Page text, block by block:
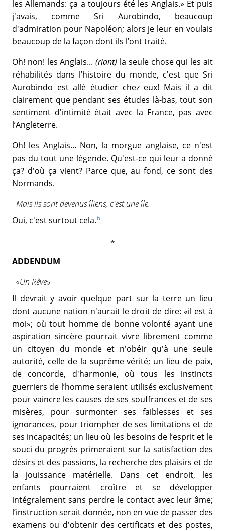
les Allemands: ça a toujours été les Anglais.» Et puis
j'avais, comme Sri Aurobindo, beaucoup
d'admiration pour Napoléon; alors je leur en voulais
beaucoup de la façon dont ils l’ont traité.
Oh! non! les Anglais...(riant) la seule chose qui les ait
réhabilités dans l’histoire du monde, c'est que Sri
Aurobindo est allé étudier chez eux! Mais il a dit
clairement que pendant ses études là-bas, tout son
sentiment d'intimité était avec la France, pas avec
l’Angleterre.
Oh! les Anglais... Non, la morgue anglaise, ce n'est
pas du tout une légende. Qu'est-ce qui leur a donné
ça? d'où ça vient? Parce que, au fond, ce sont des
Normands.
Mais ils sont devenus îliens, c'est une île.
Oui, c'est surtout cela.6
ADDENDUM
«Un Rêve»
Il devrait y avoir quelque part sur la terre un lieu
dont aucune nation n'aurait le droit de dire: «il est à
moi»; où tout homme de bonne volonté ayant une
aspiration sincère pourrait vivre librement comme
un citoyen du monde et n'obéir qu'à une seule
autorité, celle de la suprême vérité; un lieu de paix,
de concorde, d'harmonie, où tous les instincts
guerriers de l’homme seraient utilisés exclusivement
pour vaincre les causes de ses souffrances et de ses
misères, pour surmonter ses faiblesses et ses
ignorances, pour triompher de ses limitations et de
ses incapacités; un lieu où les besoins de l’esprit et le
souci du progrès primeraient sur la satisfaction des
désirs et des passions, la recherche des plaisirs et de
la jouissance matérielle. Dans cet endroit, les
enfants pourraient croître et se développer
intégralement sans perdre le contact avec leur âme;
l’instruction serait donnée, non en vue de passer des
examens ou d'obtenir des certificats et des postes,